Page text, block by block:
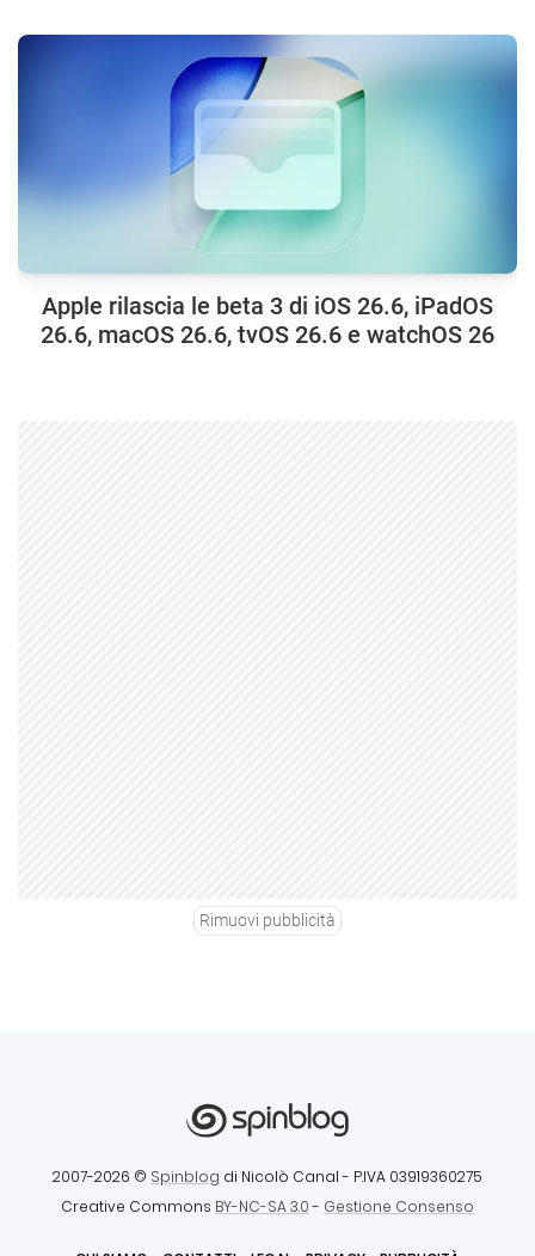
Apple rilascia le beta 3 di iOS 26.6, iPadOS
26.6, macOS 26.6, tvOS 26.6 e watchOS 26
Rimuovi pubblicità
2007-2026 © Spinblog di Nicolò Canal - P.IVA 03919360275
Creative Commons BY-NC-SA 3.0- Gestione Consenso